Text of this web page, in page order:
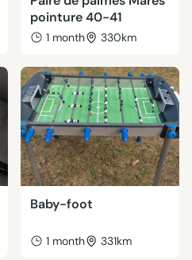
pointure 40-41
1 month 330km
Baby-foot
1 month 331km